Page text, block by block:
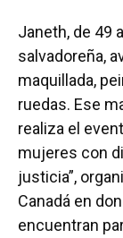
Janeth, de 49
salvadoreña,
maquillada,
ruedas. Ese
realiza el
mujeres con
justicia”,
Canadá en
encuentran